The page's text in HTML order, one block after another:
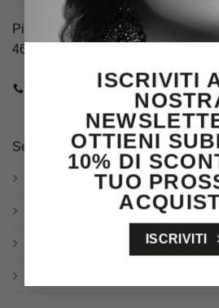
ISCRIVITI
OTTIENI
10% DI
TUO
ISCRIVITI
Piazza Guglielmo Marconi, 4
46100 Mantova (MN)
E-MAIL
Servizio clienti
Spedizioni